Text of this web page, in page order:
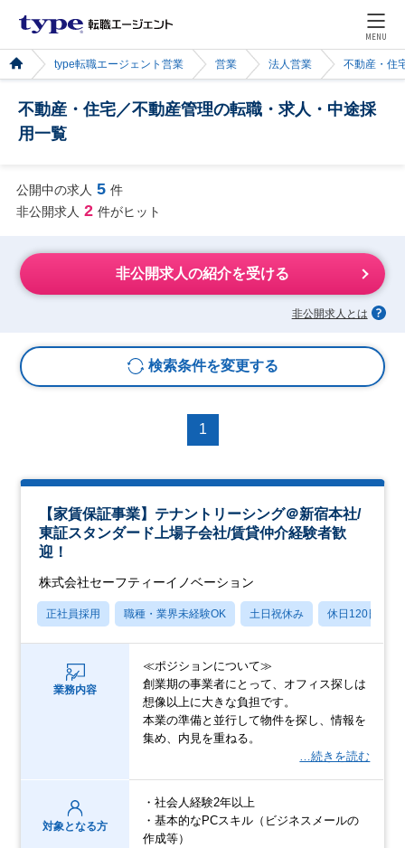
MENU
type転職エージェント営業 営業 法人営業 不動産・住
不動産・住宅／不動産管理の転職・求人・中途採
用一覧
公開中の求人 5 件
非公開求人 2 件がヒット
非公開求人の紹介を受ける
非公開求人とは
検索条件を変更する
1
【家賃保証事業】テナントリーシング＠新宿本社/
東証スタンダード上場子会社/賃貸仲介経験者歓
迎！
株式会社セーフティーイノベーション
正社員採用 職種・業界未経験OK 土日祝休み 休日120日以上
業務内容
≪ポジションについて≫
創業期の事業者にとって、オフィス探しは
想像以上に大きな負担です。
本業の準備と並行して物件を探し、情報を
集め、内見を重ねる。
…続きを読む
対象となる方
・社会人経験2年以上
・基本的なPCスキル（ビジネスメールの
作成等）